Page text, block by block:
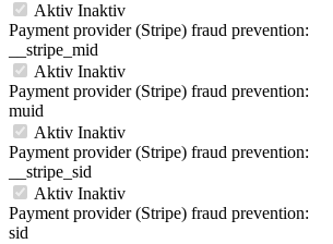
Aktiv Inaktiv
Payment provider (Stripe) fraud prevention:
__stripe_mid
Aktiv Inaktiv
Payment provider (Stripe) fraud prevention:
muid
Aktiv Inaktiv
Payment provider (Stripe) fraud prevention:
__stripe_sid
Aktiv Inaktiv
Payment provider (Stripe) fraud prevention:
sid